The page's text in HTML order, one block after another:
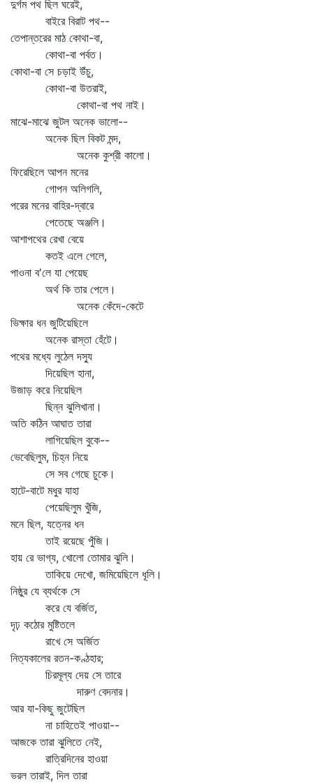
দুর্গম পথ ছিল ঘরেই,
বাইরে বিরাট পথ--
তেপান্তরের মাঠ কোথা-বা,
কোথা-বা পর্বত।
কোথা-বা সে চড়াই উঁচু,
কোথা-বা উতরাই,
কোথা-বা পথ নাই।
মাঝে-মাঝে জুটল অনেক ভালো--
অনেক ছিল বিকট মন্দ,
অনেক কুশ্রী কালো।
ফিরেছিলে আপন মনের
গোপন অলিগলি,
পরের মনের বাহির-দ্বারে
পেতেছে অঞ্জলি।
আশাপথের রেখা বেয়ে
কতই এলে গেলে,
পাওনা ব'লে যা পেয়েছ
অর্থ কি তার পেলে।
অনেক কেঁদে-কেটে
ভিক্ষার ধন জুটিয়েছিলে
অনেক রাস্তা হেঁটে।
পথের মধ্যে লুঠেল দস্যু
দিয়েছিল হানা,
উজাড় করে নিয়েছিল
ছিন্ন ঝুলিখানা।
অতি কঠিন আঘাত তারা
লাগিয়েছিল বুকে--
ভেবেছিলুম, চিহ্ন নিয়ে
সে সব গেছে চুকে।
হাটে-বাটে মধুর যাহা
পেয়েছিলুম খুঁজি,
মনে ছিল, যত্নের ধন
তাই রয়েছে পুঁজি।
হায় রে ভাগ্য, খোলো তোমার ঝুলি।
তাকিয়ে দেখো, জমিয়েছিলে ধূলি।
নিষ্ঠুর যে ব্যর্থকে সে
করে যে বর্জিত,
দৃঢ় কঠোর মুষ্টিতলে
রাখে সে অর্জিত
নিত্যকালের রতন-কণ্ঠহার;
চিরমূল্য দেয় সে তারে
দারুণ বেদনার।
আর যা-কিছু জুটেছিল
না চাহিতেই পাওয়া--
আজকে তারা ঝুলিতে নেই,
রাত্রিদিনের হাওয়া
ভরল তারাই, দিল তারা